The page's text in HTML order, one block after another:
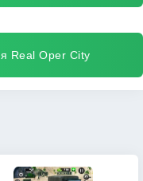
Real Oper City